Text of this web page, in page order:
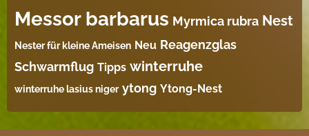
Messor barbarus Myrmica rubra Nest
Nester für kleine Ameisen Neu Reagenzglas
Schwarmflug Tipps winterruhe
winterruhe lasius niger ytong Ytong-Nest